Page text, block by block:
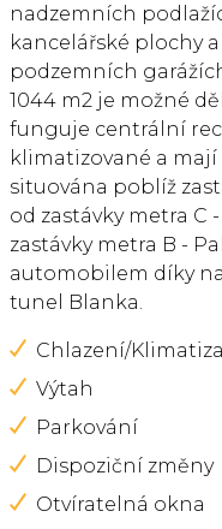
nadzemních
kancelářské plochy
podzemních
1044 m2 je možné
funguje centrální
klimatizované a
situována poblíž
od zastávky metra C
zastávky metra B -
automobilem díky
tunel Blanka.
Chlazení/
Výtah
Parkování
Dispoziční změny
Otvíratelná okna